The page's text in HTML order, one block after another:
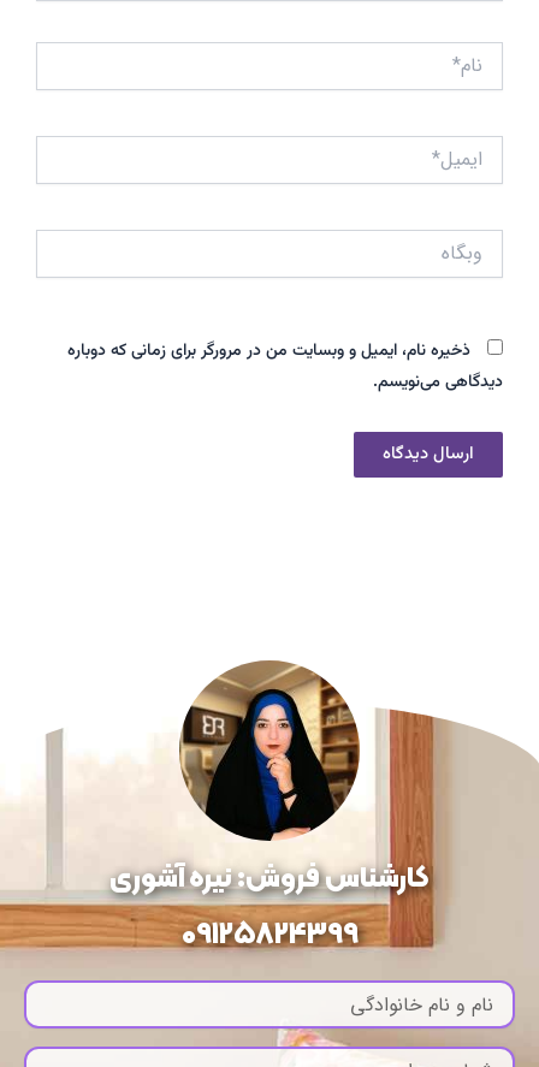
نام*
ایمیل*
ذخیره نام، ایمیل و وبسایت من در مرورگر برای زمانی که دوباره
دیدگاهی می‌نویسم.
کارشناس فروش: نیره آشوری
09125824399